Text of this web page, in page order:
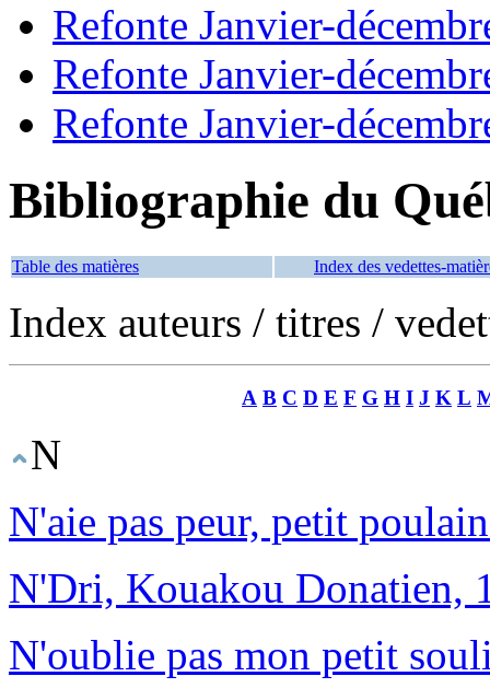
Refonte Janvier-
Refonte Janvier-
Refonte Janvier-
Bibliographie du
Table des matières Index des vedettes-
Index auteurs / titres /
A B C D E F G H I J K L
N
N'aie pas peur, petit
N'Dri, Kouakou Donatien,
N'oublie pas mon petit